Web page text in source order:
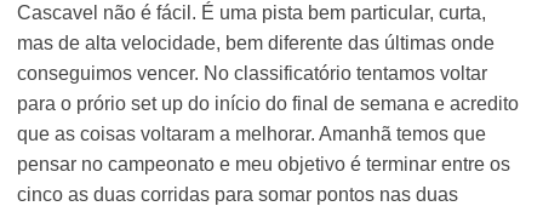
Cascavel não é fácil. É uma pista bem particular, curta,
mas de alta velocidade, bem diferente das últimas onde
conseguimos vencer. No classificatório tentamos voltar
para o prório set up do início do final de semana e acredito
que as coisas voltaram a melhorar. Amanhã temos que
pensar no campeonato e meu objetivo é terminar entre os
cinco as duas corridas para somar pontos nas duas